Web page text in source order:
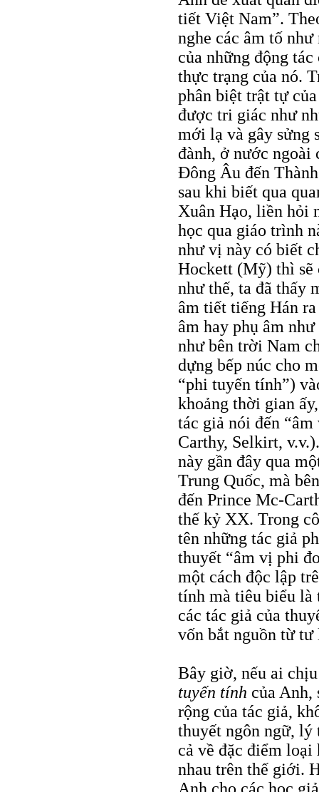
tiết Việt Nam”.
nghe các âm tố
của những động
thực trạng của nó.
phân biệt trật tự
được tri giác như
mới lạ và gây sửng
đành, ở nước
Đông Âu đến
sau khi biết qua
Xuân Hạo, liền hỏi
học qua giáo trình
như vị này có biết
Hockett (Mỹ) thì sẽ
như thế, ta đã thấy
âm tiết tiếng Hán
âm hay phụ âm
như bên trời Nam
dựng bếp núc cho
“phi tuyến tính”)
khoảng thời gian
tác giả nói đến
Carthy, Selkirt,
này gần đây qua
Trung Quốc, mà
đến Prince Mc-
thế kỷ XX. Trong
tên những tác giả
thuyết “âm vị phi
một cách độc lập
tính mà tiêu biểu là
các tác giả của
vốn bắt nguồn từ
Bây giờ, nếu ai
tuyến tính của Anh,
rộng của tác giả,
thuyết ngôn ngữ, lý
cả về đặc điểm loại
nhau trên thế giới.